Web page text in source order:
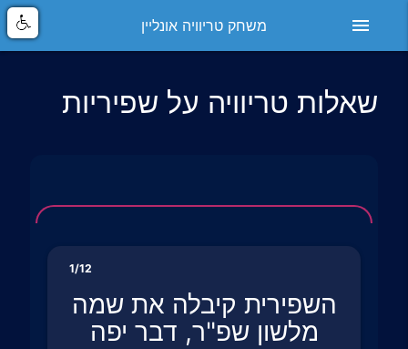
menu משחק טריוויה אונליין
שאלות טריוויה על שפיריות
1/12
השפירית קיבלה את שמה
מלשון שפ"ר, דבר יפה